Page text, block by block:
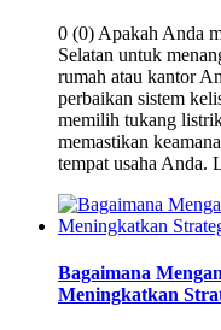
0 (0) Apakah Anda
Selatan untuk
rumah atau kantor
perbaikan sistem
memilih tukang
memastikan
tempat usaha Anda.
Bagaimana
Meningkatkan